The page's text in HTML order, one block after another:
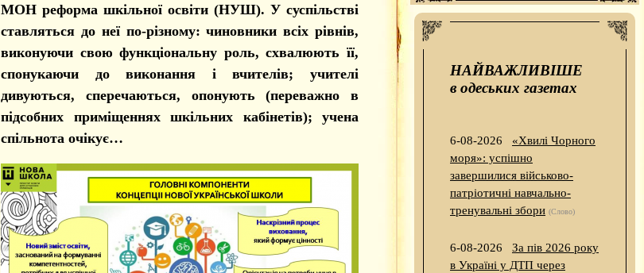
МОН реформа шкільної освіти (НУШ). У суспільстві
ставляться до неї по-різному: чиновники всіх рівнів,
виконуючи свою функціональну роль, схвалюють її,
спонукаючи до виконання і вчителів; учителі
дивуються, сперечаються, опонують (переважно в
підсобних приміщеннях шкільних кабінетів); учена
спільнота очікує…
НАЙВАЖЛИВІШЕ
в одеських газетах
6-08-2026
«Хвилі Чорного
моря»: успішно
завершилися військово-
патріотичні навчально-
тренувальні збори (Слово)
6-08-2026
За пів 2026 року
в Україні у ДТП через